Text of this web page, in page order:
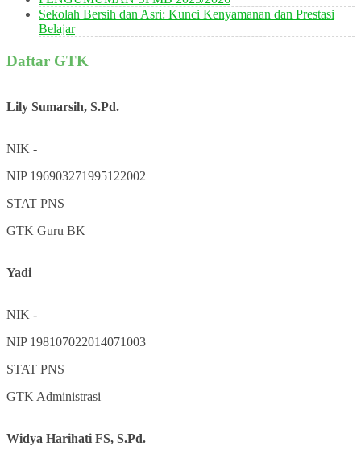
Sekolah Bersih dan Asri: Kunci Kenyamanan dan Prestasi
Belajar
Daftar GTK
Lily Sumarsih, S.Pd.
NIK -
NIP 196903271995122002
STAT PNS
GTK Guru BK
Yadi
NIK -
NIP 198107022014071003
STAT PNS
GTK Administrasi
Widya Harihati FS, S.Pd.